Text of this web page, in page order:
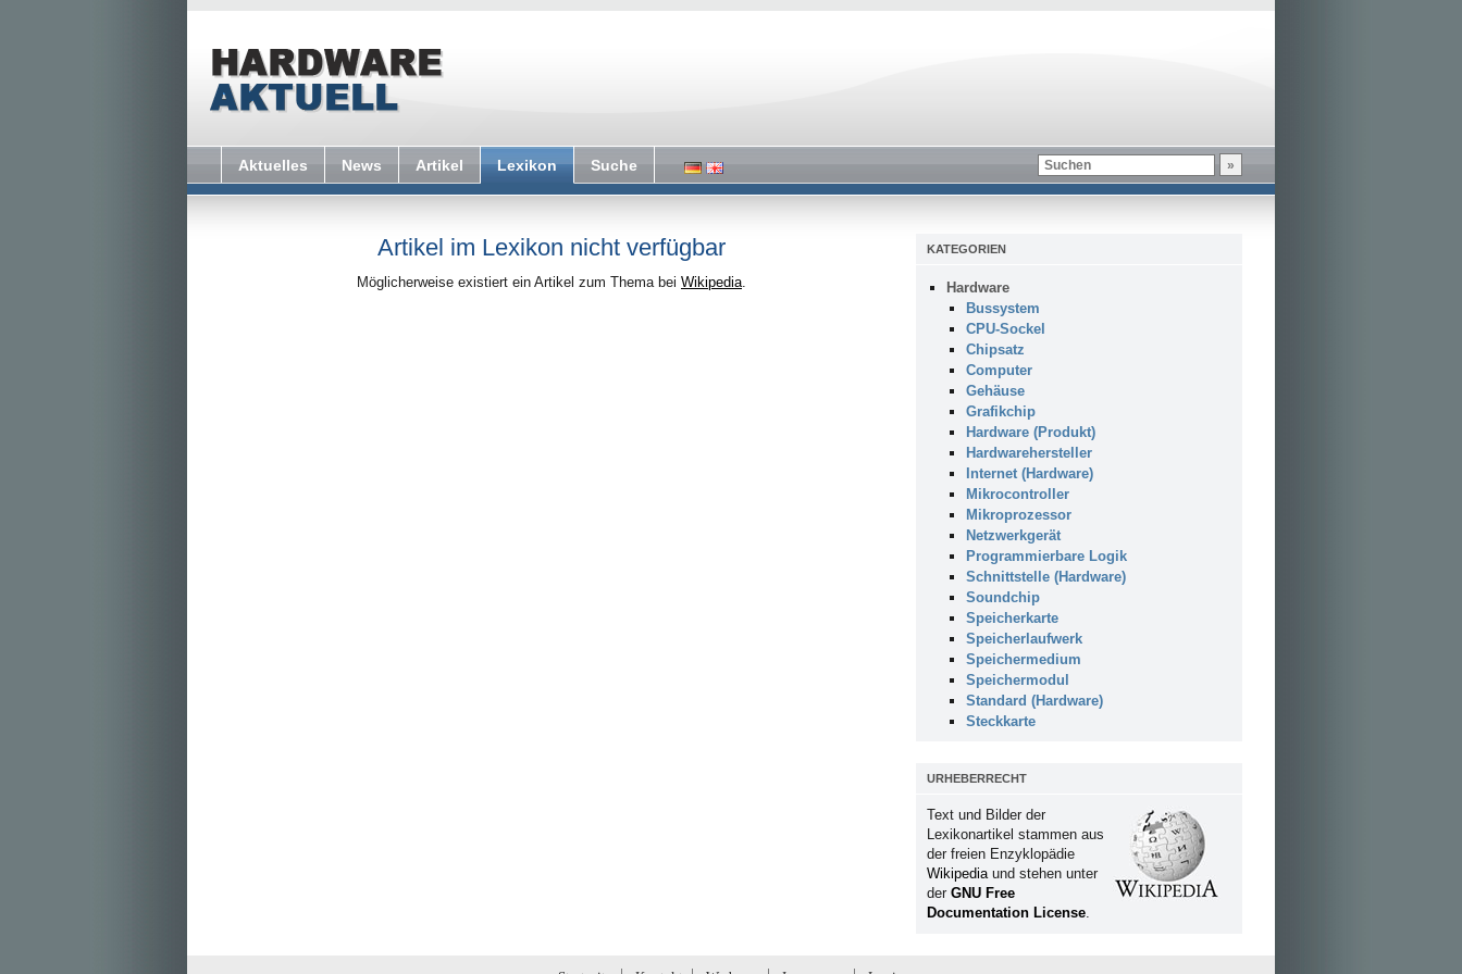
Aktuelles News Artikel Lexikon Suche
Artikel im Lexikon nicht verfügbar
Möglicherweise existiert ein Artikel zum Thema bei Wikipedia.
KATEGORIEN
Hardware
Bussystem
CPU-Sockel
Chipsatz
Computer
Gehäuse
Grafikchip
Hardware (Produkt)
Hardwarehersteller
Internet (Hardware)
Mikrocontroller
Mikroprozessor
Netzwerkgerät
Programmierbare Logik
Schnittstelle (Hardware)
Soundchip
Speicherkarte
Speicherlaufwerk
Speichermedium
Speichermodul
Standard (Hardware)
Steckkarte
URHEBERRECHT
Text und Bilder der
Lexikonartikel stammen aus
der freien Enzyklopädie
Wikipediaund stehen unter
der GNU Free
Documentation License.